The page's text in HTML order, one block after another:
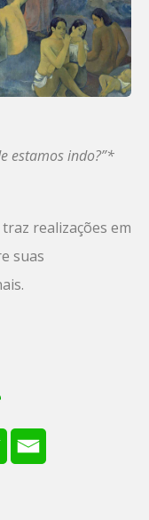
estamos indo?”*
traz realizações em
suas